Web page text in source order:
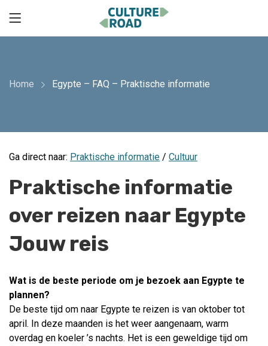
Home Egypte – FAQ – Praktische informatie
Ga direct naar: Praktische informatie / Cultuur
Praktische informatie
over reizen naar Egypte
Jouw reis
Wat is de beste periode om je bezoek aan Egypte te
plannen?
De beste tijd om naar Egypte te reizen is van oktober tot
april. In deze maanden is het weer aangenaam, warm
overdag en koeler ’s nachts. Het is een geweldige tijd om